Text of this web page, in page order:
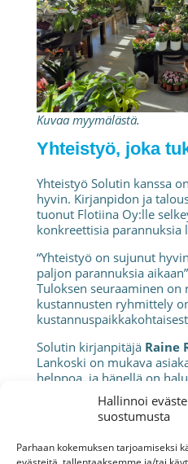
Hallinnoi
suostumusta
Parhaan kokemuksen tarjoamiseksi
Kuvaa myymälästä.
Yhteistyö, joka
Yhteistyö Solutin kanssa
hyvin. Kirjanpidon ja
tuonut Flotiina Oy:lle
konkreettisia parannuksia
“Yhteistyö on sujunut
paljon parannuksia
Tuloksen seuraaminen on
kustannusten ryhmittely
Solutin kirjanpitäjä Raine
Lankoski on mukava
helppoa, ja hänellä on
liiketoimintaansa ja hakea
”Toimialasta riippumatta
kehittämisen ja kasvun.